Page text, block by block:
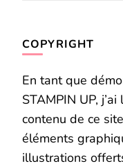
COPYRIGHT
En tant que
STAMPIN UP,
contenu de ce
éléments
illustrations